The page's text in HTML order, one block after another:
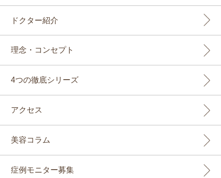
ドクター紹介
理念・コンセプト
4つの徹底シリーズ
アクセス
美容コラム
症例モニター募集